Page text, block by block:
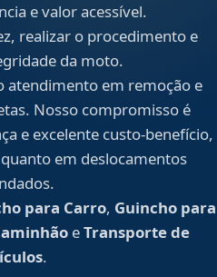
e valor acessível.
realizar o procedimento e
da moto.
atendimento em remoção e
Nosso compromisso é
e excelente custo-benefício,
em deslocamentos
para Carro, Guincho para
eTransporte de
.